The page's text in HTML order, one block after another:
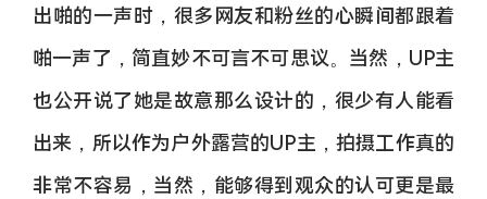
出啪的一声时，很多网友和粉丝的心瞬间都跟着
啪一声了，简直妙不可言不可思议。当然，UP主
也公开说了她是故意那么设计的，很少有人能看
出来，所以作为户外露营的UP主，拍摄工作真的
非常不容易，当然，能够得到观众的认可更是最